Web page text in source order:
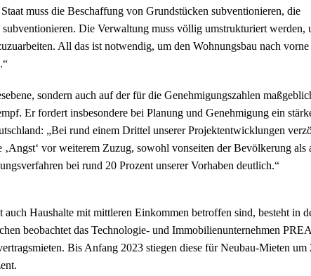
muss die Beschaffung von Grundstücken subventionieren, die
Die Verwaltung muss völlig umstrukturiert werden,
All das ist notwendig, um den Wohnungsbau nach vorne
sondern auch auf der für die Genehmigungszahlen
Er fordert insbesondere bei Planung und Genehmigung ein
„Bei rund einem Drittel unserer Projektentwicklungen
vor weiterem Zuzug, sowohl vonseiten der Bevölkerung als
bei rund 20 Prozent unserer Vorhaben deutlich.“
Haushalte mit mittleren Einkommen betroffen sind, besteht in
beobachtet das Technologie- und Immobilienunternehmen
Bis Anfang 2023 stiegen diese für Neubau-Mieten um